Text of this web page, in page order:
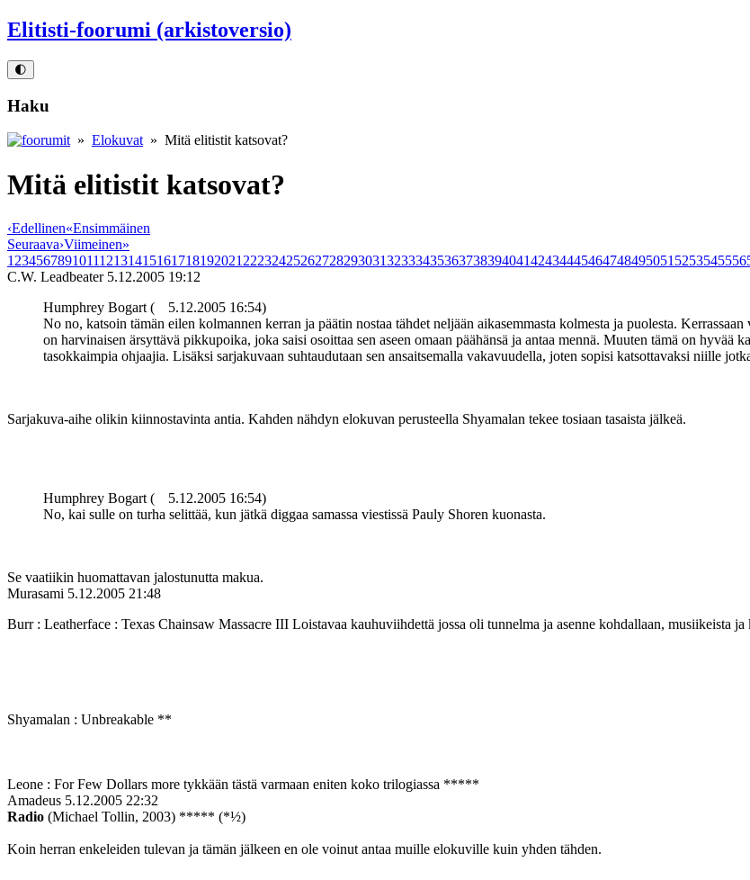
Elitisti-foorumi (arkistoversio)
🌓
Haku
» Elokuvat » Mitä elitistit katsovat?
Mitä elitistit katsovat?
‹Edellinen«Ensimmäinen
Seuraava›Viimeinen»
1 23456789101112131415161718192021 222324252627282930313233343536373839404142434445464748495051 5253545556
C.W. Leadbeater 5.12.2005 19:12
Humphrey Bogart (
5.12.2005 16:54)
No no, katsoin tämän eilen kolmannen kerran ja päätin nostaa tähdet neljään aikasemmasta kolmesta ja puolesta.
on harvinaisen ärsyttävä pikkupoika, joka saisi osoittaa sen aseen omaan päähänsä ja antaa mennä. Muuten tämä on hyvää
tasokkaimpia ohjaajia. Lisäksi sarjakuvaan suhtaudutaan sen ansaitsemalla vakavuudella, joten sopisi katsottavaksi niille
Sarjakuva-aihe olikin kiinnostavinta antia. Kahden nähdyn elokuvan perusteella Shyamalan tekee tosiaan tasaista jälkeä.
Humphrey Bogart (
5.12.2005 16:54)
No, kai sulle on turha selittää, kun jätkä diggaa samassa viestissä Pauly Shoren kuonasta.
Se vaatiikin huomattavan jalostunutta makua.
Murasami 5.12.2005 21:48
Burr : Leatherface : Texas Chainsaw Massacre III Loistavaa kauhuviihdettä jossa oli tunnelma ja asenne kohdallaan, musiikeista
Shyamalan : Unbreakable **
Leone : For Few Dollars more tykkään tästä varmaan eniten koko trilogiassa *****
Amadeus 5.12.2005 22:32
Radio (Michael Tollin, 2003) ***** (*½)
Koin herran enkeleiden tulevan ja tämän jälkeen en ole voinut antaa muille elokuville kuin yhden tähden.